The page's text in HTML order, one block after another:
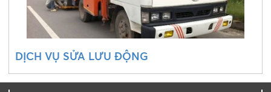
DỊCH VỤ SỬA LƯU ĐỘNG